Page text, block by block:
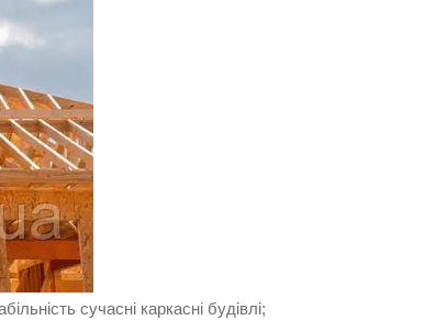
сучасні каркасні будівлі;